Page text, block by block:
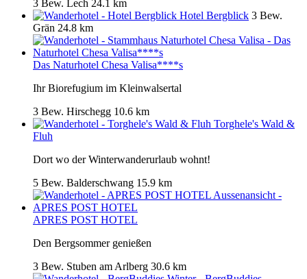
3 Bew. Lech 24.1 km
Hotel Bergblick 3 Bew.
Grän 24.8 km
Das Naturhotel Chesa Valisa****s
Ihr Biorefugium im Kleinwalsertal
3 Bew. Hirschegg 10.6 km
Torghele's Wald &
Fluh
Dort wo der Winterwanderurlaub wohnt!
5 Bew. Balderschwang 15.9 km
APRES POST HOTEL
Den Bergsommer genießen
3 Bew. Stuben am Arlberg 30.6 km